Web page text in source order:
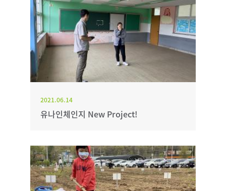
2021.06.14
유나인체인지 New Project!